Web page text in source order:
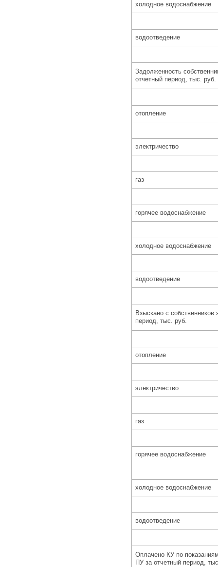
холодное водоснабжение
водоотведение
Задолженность
отчетный период, тыс. руб.
отопление
электричество
газ
горячее водоснабжение
холодное водоснабжение
водоотведение
Взыскано с собственников
период, тыс. руб.
отопление
электричество
газ
горячее водоснабжение
холодное водоснабжение
водоотведение
Оплачено КУ по
ПУ за отчетный период,